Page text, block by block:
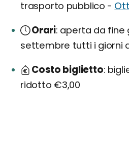
trasporto pubblico -
Orari aperta da fine
settembre tutti i giorni
Costo biglietto
ridotto €3,00